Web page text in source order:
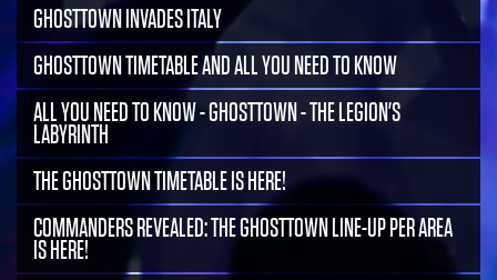
GHOSTTOWN INVADES ITALY
GHOSTTOWN TIMETABLE AND ALL YOU NEED TO KNOW
ALL YOU NEED TO KNOW - GHOSTTOWN - THE LEGION'S
LABYRINTH
THE GHOSTTOWN TIMETABLE IS HERE!
COMMANDERS REVEALED: THE GHOSTTOWN LINE-UP PER AREA
IS HERE!